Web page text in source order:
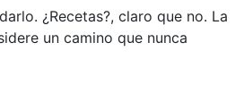
¿Recetas?, claro que no. La
un camino que nunca